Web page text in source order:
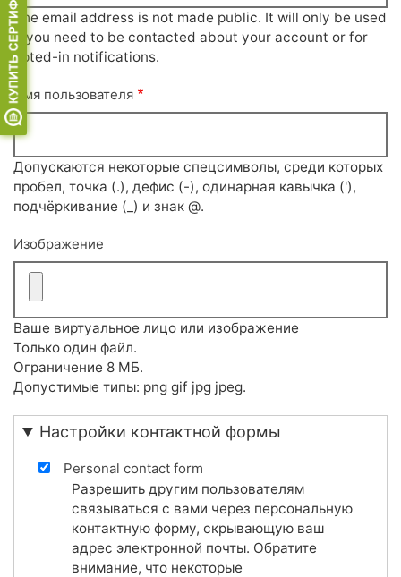
The email address is not made public. It will only be used
if you need to be contacted about your account or for
opted-in notifications.
Имя пользователя
Допускаются некоторые спецсимволы, среди которых
пробел, точка (.), дефис (-), одинарная кавычка ('),
подчёркивание (_) и знак @.
Изображение
Ваше виртуальное лицо или изображение
Только один файл.
Ограничение 8 МБ.
Допустимые типы: png gif jpg jpeg.
Настройки контактной формы
Personal contact form
Разрешить другим пользователям
связываться с вами через персональную
контактную форму, скрывающую ваш
адрес электронной почты. Обратите
внимание, что некоторые